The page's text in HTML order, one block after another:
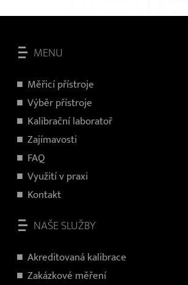
MENU
Měřicí přístroje
Výběr přístroje
Kalibrační laboratoř
Zajímavosti
FAQ
Využití v praxi
Kontakt
NAŠE SLUŽBY
Akreditovaná kalibrace
Zakázkové měření